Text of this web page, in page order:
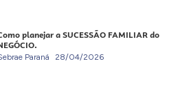
planejar a SUCESSÃO FAMILIAR do
Paraná 28/04/2026